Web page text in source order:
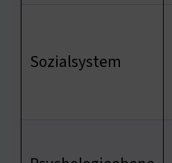
Sozialsystem